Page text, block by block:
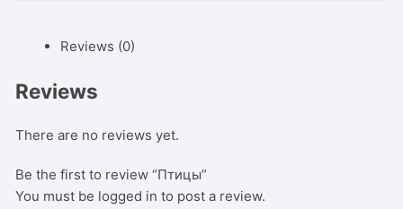
Reviews (0)
Reviews
There are no reviews yet.
Be the first to review “Птицы”
You must be logged in to post a review.